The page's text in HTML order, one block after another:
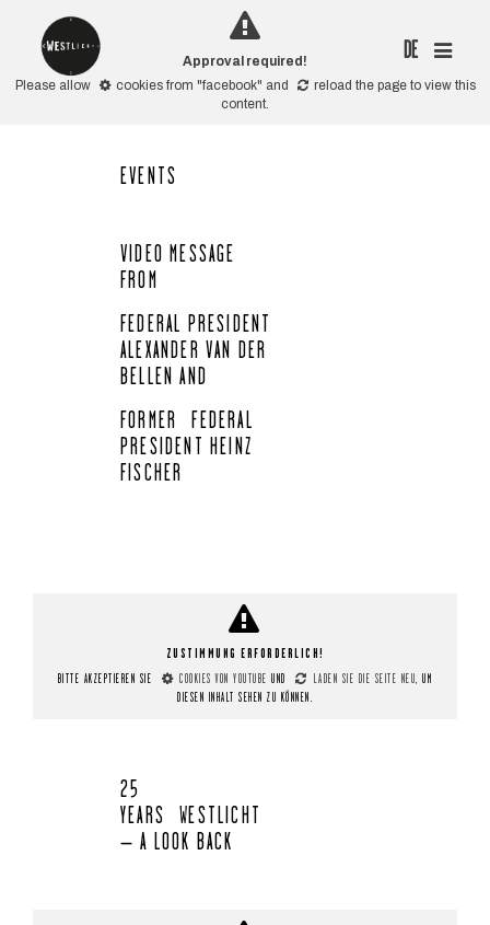
Approval required!
Please allow
cookies from "facebook" and reload the pageto view this
content.
DE
EVENTS
VIDEO MESSAGE
FROM
FEDERAL PRESIDENT
ALEXANDER VAN DER
BELLEN AND
FORMER FEDERAL
PRESIDENT HEINZ
FISCHER
ZUSTIMMUNG ERFORDERLICH!
BITTE AKZEPTIEREN SIE COOKIES VON YOUTUBE UND LADEN SIE DIE SEITE NEU, UM
DIESEN INHALT SEHEN ZU KÖNNEN.
25
YEARS WESTLICHT
– A LOOK BACK